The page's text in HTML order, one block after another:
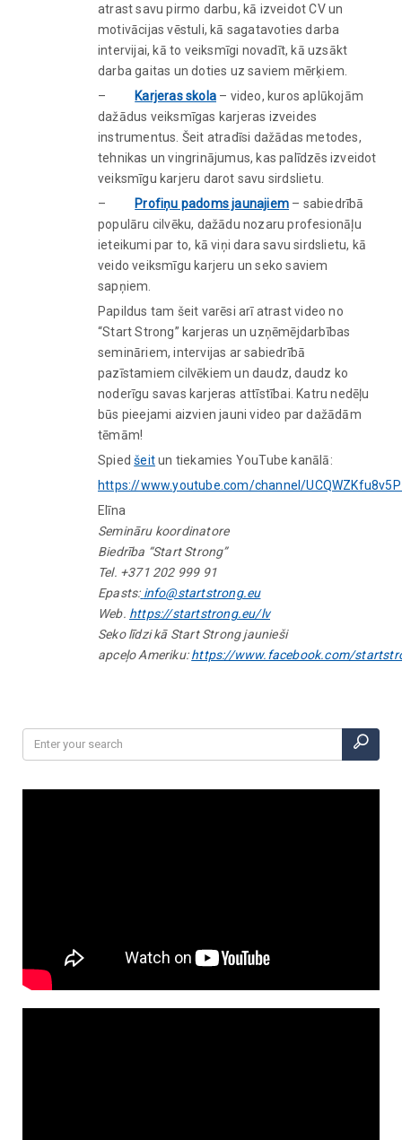
atrast savu pirmo darbu, kā izveidot CV un
motivācijas vēstuli, kā sagatavoties darba
intervijai, kā to veiksmīgi novadīt, kā uzsākt
darba gaitas un doties uz saviem mērķiem.
–
Karjeras skola – video, kuros aplūkojām
dažādus veiksmīgas karjeras izveides
instrumentus. Šeit atradīsi dažādas metodes,
tehnikas un vingrinājumus, kas palīdzēs izveidot
veiksmīgu karjeru darot savu sirdslietu.
–
Profiņu padoms jaunajiem – sabiedrībā
populāru cilvēku, dažādu nozaru profesionāļu
ieteikumi par to, kā viņi dara savu sirdslietu, kā
veido veiksmīgu karjeru un seko saviem
sapņiem.
Papildus tam šeit varēsi arī atrast video no
“Start Strong” karjeras un uzņēmējdarbības
semināriem, intervijas ar sabiedrībā
pazīstamiem cilvēkiem un daudz, daudz ko
noderīgu savas karjeras attīstībai. Katru nedēļu
būs pieejami aizvien jauni video par dažādām
tēmām!
Spiedšeitun tiekamies YouTube kanālā:
https://www.youtube.com/channel/
Elīna
Semināru koordinatore
Biedrība “Start Strong”
Tel. +371 202 999 91
Epasts: info@startstrong.eu
Web. https://startstrong.eu/lv
Seko līdzi kā Start Strong jaunieši
apceļo Ameriku:https://www.facebook.com/